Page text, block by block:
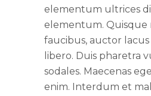
elementum ultrices
elementum. Quisque
faucibus, auctor
libero. Duis pharetra
sodales. Maecenas
enim. Interdum et